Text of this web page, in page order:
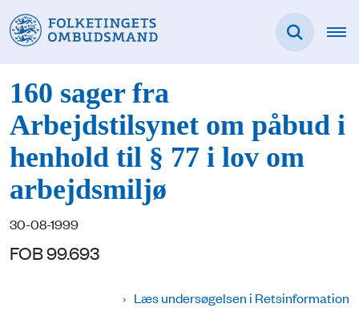
160 sager fra
Arbejdstilsynet om påbud i
henhold til § 77 i lov om
arbejdsmiljø
30-08-1999
FOB 99.693
Læs undersøgelsen i Retsinformation